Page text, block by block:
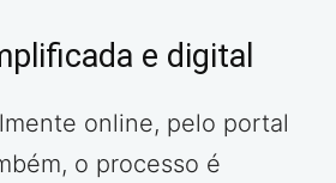
e digital
online, pelo portal
o processo é